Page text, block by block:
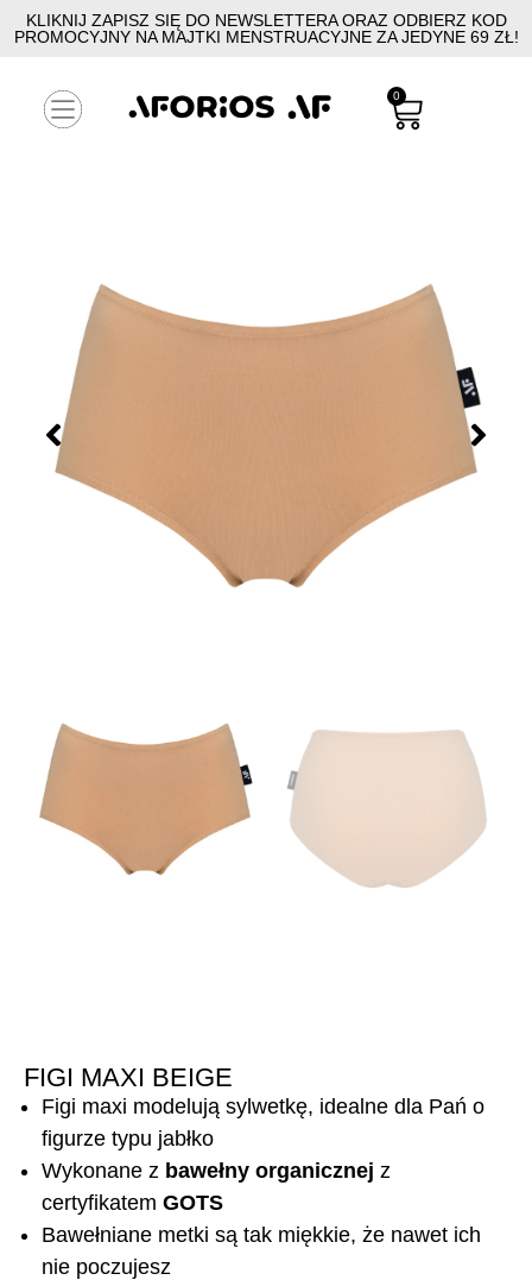
KLIKNIJ ZAPISZ SIĘ DO NEWSLETTERA ORAZ ODBIERZ KOD
PROMOCYJNY NA MAJTKI MENSTRUACYJNE ZA JEDYNE 69 ZŁ!
0
FIGI MAXI BEIGE
Figi maxi modelują sylwetkę, idealne dla Pań o
figurze typu jabłko
Wykonane z bawełny organicznej z
certyfikatem GOTS
Bawełniane metki są tak miękkie, że nawet ich
nie poczujesz